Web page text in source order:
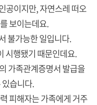
공이지만, 자연스레 떠오
보이는데요.
불가능한 일입니다.
시행됐기 때문인데요.
가족관계증명서 발급을
습니다.
피해자는 가족에게 거주